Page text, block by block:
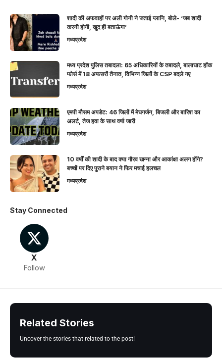
शादी की अफवाहों पर अली गोनी ने जताई ग्लानि, बोले- ‘जब शादी
करनी होगी, खुद ही बताऊंगा’
मध्यप्रदेश
मध्य प्रदेश पुलिस तबादला: 65 अधिकारियों के तबादले, बालाघाट हॉक
फोर्स में 18 अफसरों तैनात, विभिन्न जिलों के CSP बदले गए
मध्यप्रदेश
एमपी मौसम अपडेट: 46 जिलों में मेघगर्जन, बिजली और बारिश का
अलर्ट, तेज हवा के साथ वर्षा जारी
मध्यप्रदेश
10 वर्षों की शादी के बाद क्या गौरव खन्ना और आकांक्षा अलग होंगे?
बच्चों पर दिए पुराने बयान ने फिर मचाई हलचल
मध्यप्रदेश
Stay Connected
X
Follow
Related Stories
Uncover the stories that related to the post!